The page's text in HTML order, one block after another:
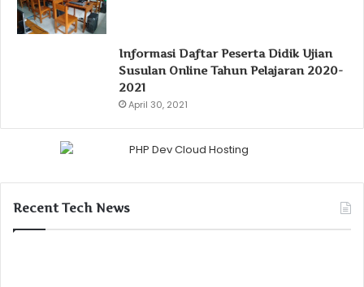
Informasi Daftar Peserta Didik Ujian
Susulan Online Tahun Pelajaran 2020-
2021
April 30, 2021
Recent Tech News